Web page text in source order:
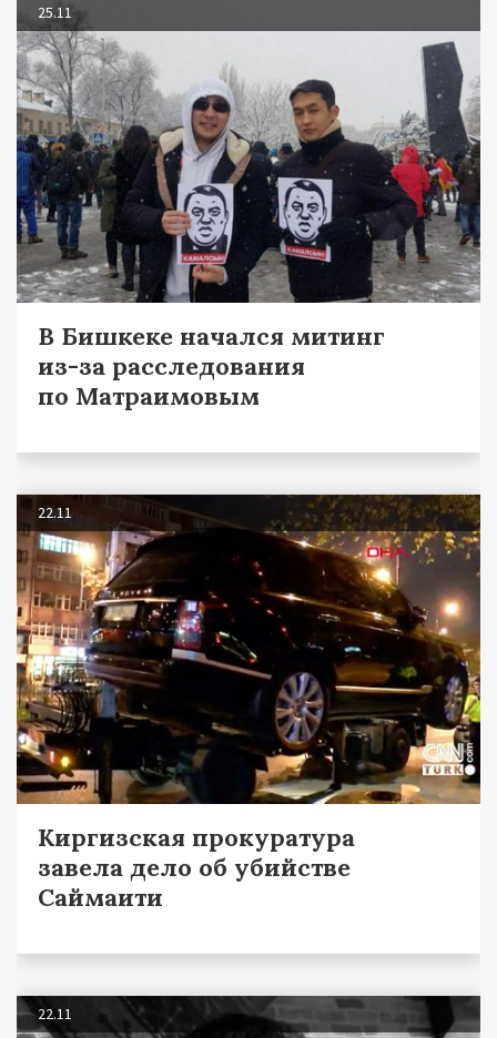
25.11
В Бишкеке начался митинг
из-за расследования
по Матраимовым
22.11
Киргизская прокуратура
завела дело об убийстве
Саймаити
22.11